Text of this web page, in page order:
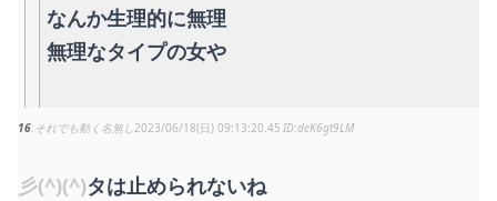
なんか生理的に無理
無理なタイプの女や
16 それでも動く名無し2023/06/18(日) 09:13:20.45 deK6gt9LM
彡(^)(^)タは止められないね